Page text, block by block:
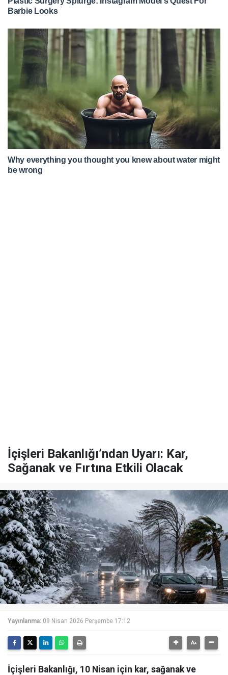
İçişleri Bakanlığı’ndan Uyarı: Kar,
Sağanak ve Fırtına Etkili Olacak
Yayınlanma: 09 Nisan 2026 Perşembe 17:12
İçişleri Bakanlığı, 10 Nisan için kar, sağanak ve